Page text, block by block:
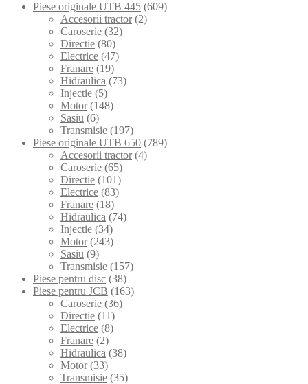
Piese originale UTB 445 (609)
Accesorii tractor (2)
Caroserie (32)
Directie (80)
Electrice (47)
Franare (19)
Hidraulica (73)
Injectie (5)
Motor (148)
Sasiu (6)
Transmisie (197)
Piese originale UTB 650 (789)
Accesorii tractor (4)
Caroserie (65)
Directie (101)
Electrice (83)
Franare (18)
Hidraulica (74)
Injectie (34)
Motor (243)
Sasiu (9)
Transmisie (157)
Piese pentru disc (38)
Piese pentru JCB (163)
Caroserie (36)
Directie (11)
Electrice (8)
Franare (2)
Hidraulica (38)
Motor (33)
Transmisie (35)